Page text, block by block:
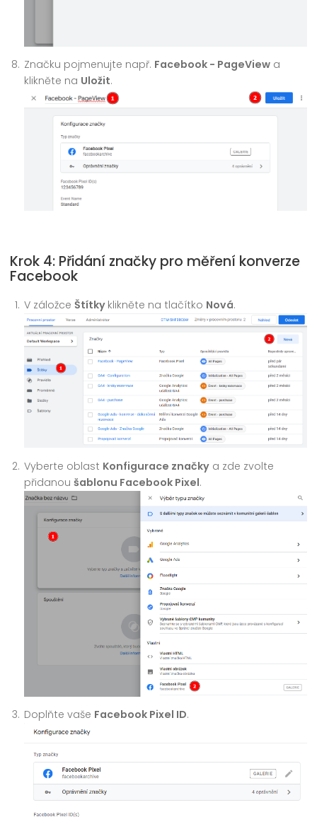
Značku pojmenujte např. Facebook - PageViewa
klikněte na Uložit.
Krok 4: Přidání značky pro měření konverze
Facebook
V záložce Štítky klikněte na tlačítko Nová.
Vyberte oblast Konfigurace značkya zde zvolte
přidanou šablonu Facebook Pixel.
Doplňte vaše Facebook Pixel ID.